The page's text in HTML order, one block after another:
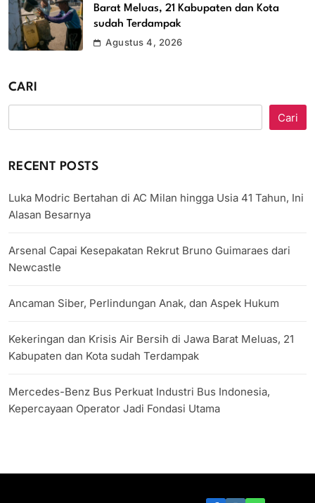
Barat Meluas, 21 Kabupaten dan Kota
sudah Terdampak
Agustus 4, 2026
CARI
Cari
RECENT POSTS
Luka Modric Bertahan di AC Milan hingga Usia 41 Tahun, Ini
Alasan Besarnya
Arsenal Capai Kesepakatan Rekrut Bruno Guimaraes dari
Newcastle
Ancaman Siber, Perlindungan Anak, dan Aspek Hukum
Kekeringan dan Krisis Air Bersih di Jawa Barat Meluas, 21
Kabupaten dan Kota sudah Terdampak
Mercedes-Benz Bus Perkuat Industri Bus Indonesia,
Kepercayaan Operator Jadi Fondasi Utama